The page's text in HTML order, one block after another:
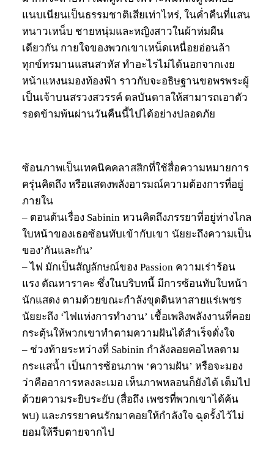
แนบเนียนเป็นธรรมชาติเสียเท่าไหร่, ในค่ำคืนที่แสน
หนาวเหน็บ ชายหนุ่มและหญิงสาวในผ้าห่มผืน
เดียวกัน กายใจของพวกเขาเหน็ดเหนื่อยอ่อนล้า
ทุกข์ทรมานแสนสาหัส ทำอะไรไม่ได้นอกจากเงย
หน้าแหงนมองท้องฟ้า ราวกับจะอธิษฐานขอพรพระผู้
เป็นเจ้าบนสรวงสวรรค์ ดลบันดาลให้สามารถเอาตัว
รอดข้ามพ้นผ่านวันคืนนี้ไปได้อย่างปลอดภัย
ซ้อนภาพเป็นเทคนิคคลาสสิกที่ใช้สื่อความหมายการ
ครุ่นคิดถึง หรือแสดงพลังอารมณ์ความต้องการที่อยู่
ภายใน
– ตอนต้นเรื่อง Sabinin หวนคิดถึงภรรยาที่อยู่ห่างไกล
ใบหน้าของเธอซ้อนทับเข้ากับเขา นัยยะถึงความเป็น
ของ’กันและกัน’
– ไฟ มักเป็นสัญลักษณ์ของ Passion ความเร่าร้อน
แรง ตัณหาราคะ ซึ่งในบริบทนี้ มีการซ้อนทับใบหน้า
นักแสดง ตามด้วยขณะกำลังขุดดินหาสายแร่เพชร
นัยยะถึง ‘ไฟแห่งการทำงาน’ เชื้อเพลิงพลังงานที่คอย
กระตุ้นให้พวกเขาทำตามความฝันได้สำเร็จดั่งใจ
– ช่วงท้ายระหว่างที่ Sabinin กำลังลอยคอไหลตาม
กระแสน้ำ เป็นการซ้อนภาพ ‘ความฝัน’ หรือจะมอง
ว่าคืออาการหลงละเมอ เห็นภาพหลอนก็ยังได้ เต็มไป
ด้วยความระยิบระยับ (สื่อถึง เพชรที่พวกเขาได้ค้น
พบ) และภรรยาคนรักมาคอยให้กำลังใจ ฉุดรั้งไว้ไม่
ยอมให้รีบตายจากไป